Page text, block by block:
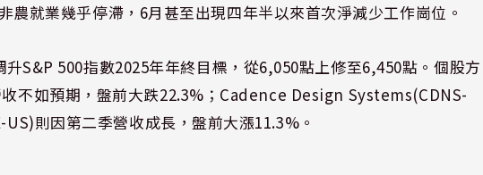
農就業幾乎停滯，6月甚至出現四年半以來首次淨減少工作崗位。
S&P 500指數2025年年終目標，從6,050點上修至6,450點。個股方
不如預期，盤前大跌22.3%；Cadence Design Systems(CDNS-
則因第二季營收成長，盤前大漲11.3%。